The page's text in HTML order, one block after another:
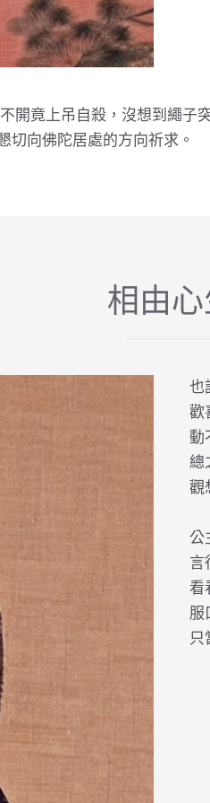
開竟上吊自殺，沒想到繩
切向佛陀居處的方向祈求。
相由
也
歡
動
總
觀
公
言
看
服
只